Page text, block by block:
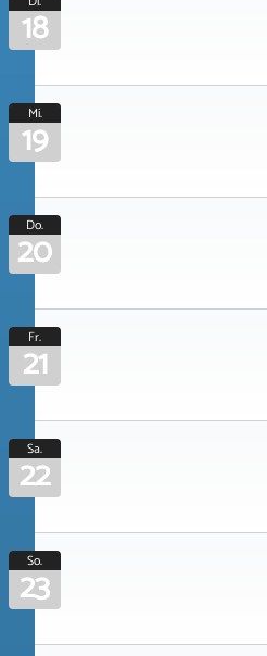
18
Mi.
19
Do.
20
Fr.
21
Sa.
22
So.
23